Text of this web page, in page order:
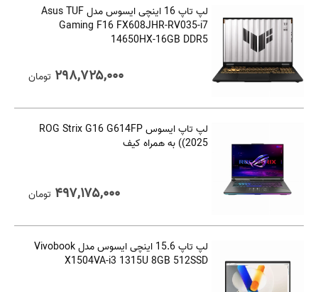
لپ تاپ 16 اینچی ایسوس مدل Asus TUF
Gaming F16 FX608JHR-RV035-i7
14650HX-16GB DDR5
۲۹۸,۷۲۵,۰۰۰ تومان
لپ تاپ ایسوس ROG Strix G16 G614FP
(2025) به همراه کیف
۴۹۷,۱۷۵,۰۰۰ تومان
لپ تاپ 15.6 اینچی ایسوس مدل Vivobook
X1504VA-i3 1315U 8GB 512SSD